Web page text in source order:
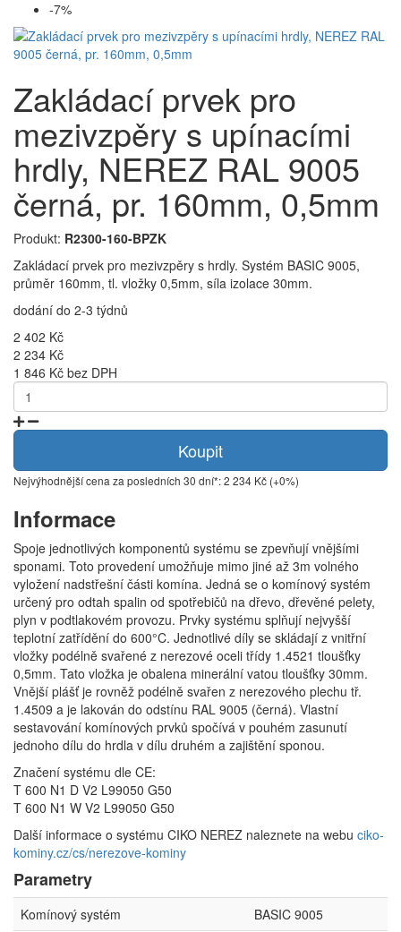
-7%
Zakládací prvek pro
mezivzpěry s upínacími
hrdly, NEREZ RAL 9005
černá, pr. 160mm, 0,5mm
Produkt: R2300-160-BPZK
Zakládací prvek pro mezivzpěry s hrdly. Systém BASIC 9005,
průměr 160mm, tl. vložky 0,5mm, síla izolace 30mm.
dodání do 2-3 týdnů
2 402 Kč
2 234 Kč
1 846 Kč bez DPH
Koupit
Nejvýhodnější cena za posledních 30 dní*: 2 234 Kč (+0%)
Informace
Spoje jednotlivých komponentů systému se zpevňují vnějšími
sponami. Toto provedení umožňuje mimo jiné až 3m volného
vyložení nadstřešní části komína. Jedná se o komínový systém
určený pro odtah spalin od spotřebičů na dřevo, dřevěné pelety,
plyn v podtlakovém provozu. Prvky systému splňují nejvyšší
teplotní zatřídění do 600°C. Jednotlivé díly se skládají z vnitřní
vložky podélně svařené z nerezové oceli třídy 1.4521 tloušťky
0,5mm. Tato vložka je obalena minerální vatou tloušťky 30mm.
Vnější plášť je rovněž podélně svařen z nerezového plechu tř.
1.4509 a je lakován do odstínu RAL 9005 (černá). Vlastní
sestavování komínových prvků spočívá v pouhém zasunutí
jednoho dílu do hrdla v dílu druhém a zajištění sponou.
Značení systému dle CE:
T 600 N1 D V2 L99050 G50
T 600 N1 W V2 L99050 G50
Další informace o systému CIKO NEREZ naleznete na webu ciko-
kominy.cz/cs/nerezove-kominy
Parametry
Komínový systém BASIC 9005